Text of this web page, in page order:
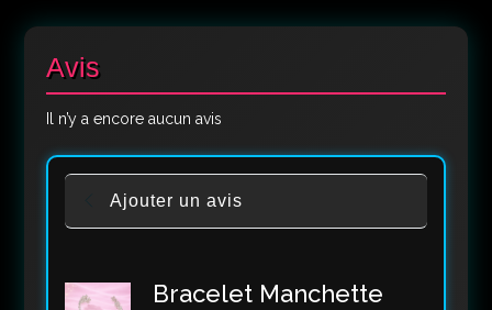
Avis
Il n’y a encore aucun avis
Ajouter un avis
Bracelet Manchette